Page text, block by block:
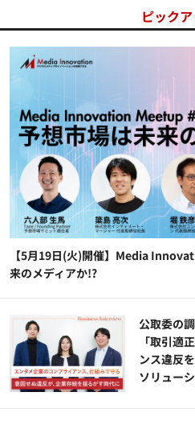
ピック
【5月19日(火)開催】Media
来のメディアか!?
公​​取委の
「取引適
ンス違反
ソリュー